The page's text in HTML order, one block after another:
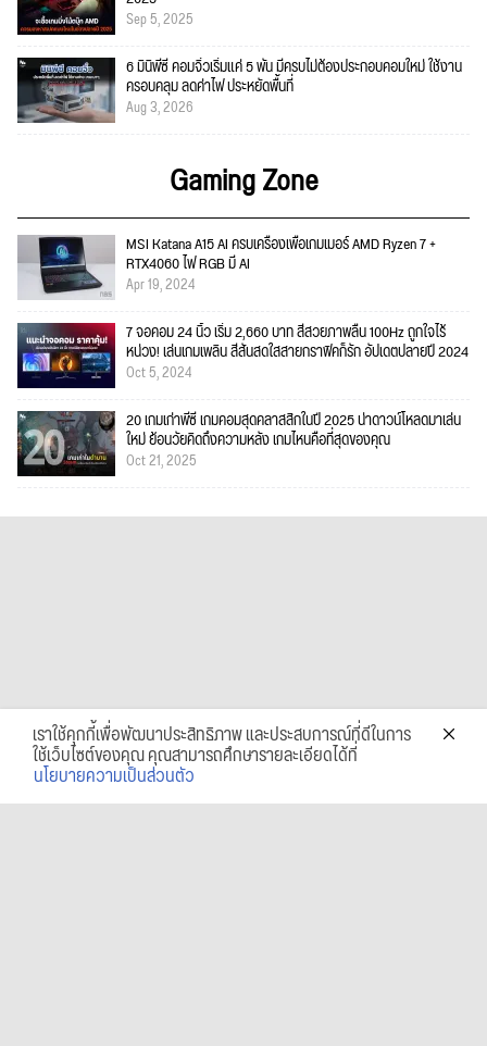
Sep 5, 2025
6 มินิพีซี คอมจิ๋วเริ่มแค่ 5 พัน มีครบไม่ต้องประกอบคอมใหม่ ใช้งาน
ครอบคลุม ลดค่าไฟ ประหยัดพื้นที่
Aug 3, 2026
Gaming Zone
MSI Katana A15 AI ครบเครื่องเพื่อเกมเมอร์ AMD Ryzen 7 +
RTX4060 ไฟ RGB มี AI
Apr 19, 2024
7 จอคอม 24 นิ้ว เริ่ม 2,660 บาท สีสวยภาพลื่น 100Hz ถูกใจไร้
หน่วง! เล่นเกมเพลิน สีสันสดใสสายกราฟิคก็รัก อัปเดตปลายปี 2024
Oct 5, 2024
20 เกมเก่าพีซี เกมคอมสุดคลาสสิกในปี 2025 น่าดาวน์โหลดมาเล่น
ใหม่ ย้อนวัยคิดถึงความหลัง เกมไหนคือที่สุดของคุณ
Oct 21, 2025
เราใช้คุกกี้เพื่อพัฒนาประสิทธิภาพ และประสบการณ์ที่ดีในการ
ใช้เว็บไซต์ของคุณ คุณสามารถศึกษารายละเอียดได้ที่
นโยบายความเป็นส่วนตัว